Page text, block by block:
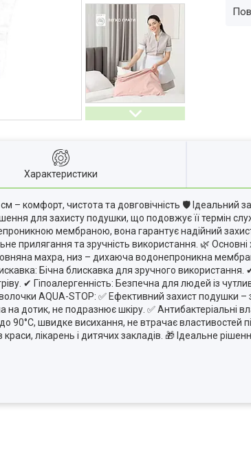
Характеристики
– комфорт, чистота та довговічність 🛡 Ідеальний
для захисту подушки, що подовжує її термін
мембраною, вона гарантує надійний захист
прилягання та зручність використання. 🌿
махра, низ – дихаюча водонепроникна
Бічна блискавка для зручного
✔ Гіпоалергенність: Безпечна для людей із
AQUA-STOP: ✅ Ефективний захист подушки
дотик, не подразнює шкіру. ✅ Антибактеріальні
90°C, швидке висихання, не втрачає властивостей
лікарень і дитячих закладів. 🎁 Ідеальне